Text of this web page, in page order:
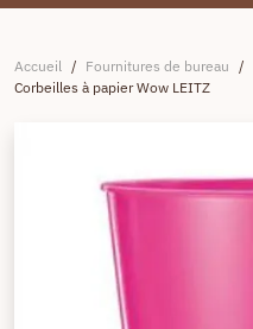
Accueil / Fournitures de bureau /
Corbeilles à papier Wow LEITZ